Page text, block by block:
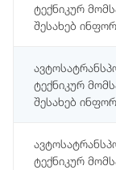
ტექნიკურ
შესახებ
ტექნიკურ
შესახებ
ტექნიკურ